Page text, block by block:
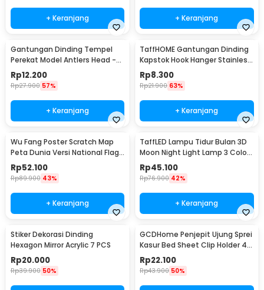
+ Keranjang + Keranjang
Gantungan Dinding Tempel
Perekat Model Antlers Head -
MU03
Rp12.200
Rp27.900 57%
+ Keranjang
TaffHOME Gantungan Dinding
Kapstok Hook Hanger Stainless
Steel 201 - MT11
Rp8.300
Rp21.900 63%
+ Keranjang
Wu Fang Poster Scratch Map
Peta Dunia Versi National Flag
- ZJP-M018
Rp52.100
Rp89.900 43%
+ Keranjang
TaffLED Lampu Tidur Bulan 3D
Moon Night Light Lamp 3 Color
8cm 1W 5V - LD002701
Rp45.100
Rp76.900 42%
+ Keranjang
Stiker Dekorasi Dinding
Hexagon Mirror Acrylic 7 PCS
Rp20.000
Rp39.900 50%
GCDHome Penjepit Ujung Sprei
Kasur Bed Sheet Clip Holder 4
PCS - FS-1809
Rp22.100
Rp43.900 50%